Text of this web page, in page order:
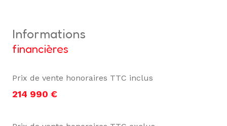
informations
financières
Prix de vente honoraires TTC inclus
214 990 €